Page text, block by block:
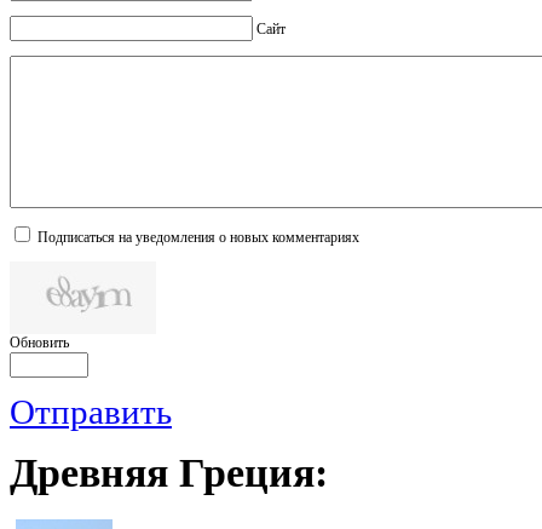
Сайт
Подписаться на уведомления о новых комментариях
Обновить
Отправить
Древняя Греция: